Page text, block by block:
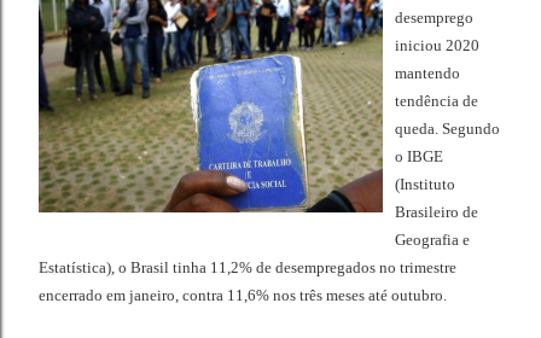
desemprego
iniciou 2020
mantendo
tendência de
queda. Segundo
o IBGE
(Instituto
Brasileiro de
Geografia e
Estatística), o Brasil tinha 11,2% de desempregados no trimestre
encerrado em janeiro, contra 11,6% nos três meses até outubro.